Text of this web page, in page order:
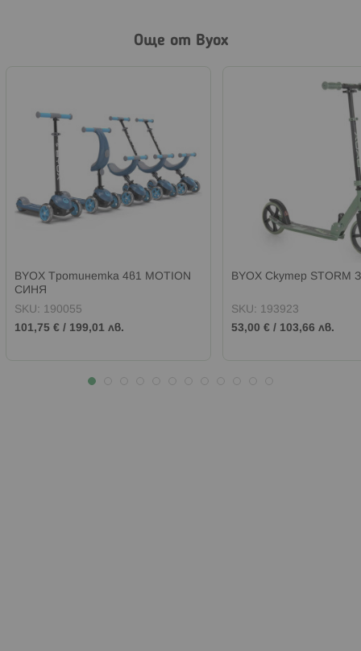
Още от Byox
BYOX Тротинетка 4в1 MOTION
СИНЯ
SKU: 190055
101,75 € / 199,01 лв.
BYOX Скутер STORM
SKU: 193923
53,00 € / 103,66 лв.